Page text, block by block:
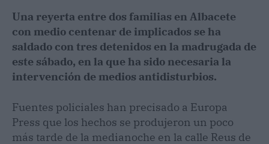
Una reyerta entre dos familias en Albacete
con medio centenar de implicados se ha
saldado con tres detenidos en la madrugada de
este sábado, en la que ha sido necesaria la
intervención de medios antidisturbios.
Fuentes policiales han precisado a Europa
Press que los hechos se produjeron un poco
más tarde de la medianoche en la calle Reus de